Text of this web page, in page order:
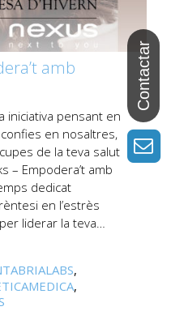
amb
iniciativa pensant en
en nosaltres,
de la teva salut
– Empodera’t amb
dedicat
en l’estrès
liderar la teva…
,
,